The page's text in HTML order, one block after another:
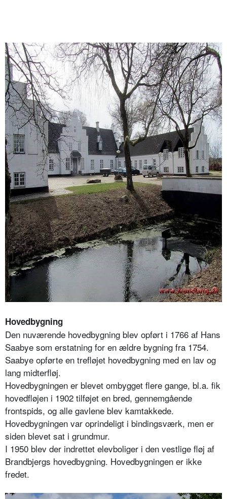
Hovedbygning
Den nuværende hovedbygning blev opført i 1766 af Hans
Saabye som erstatning for en ældre bygning fra 1754.
Saabye opførte en trefløjet hovedbygning med en lav og
lang midterfløj.
Hovedbygningen er blevet ombygget flere gange, bl.a. fik
hovedfløjen i 1902 tilføjet en bred, gennemgående
frontspids, og alle gavlene blev kamtakkede.
Hovedbygningen var oprindeligt i bindingsværk, men er
siden blevet sat i grundmur.
I 1950 blev der indrettet elevboliger i den vestlige fløj af
Brandbjergs hovedbygning. Hovedbygningen er ikke
fredet.